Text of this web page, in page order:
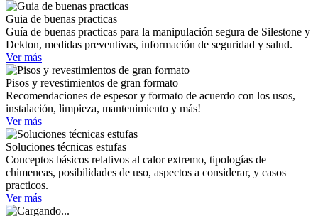
Guia de buenas practicas
Guía de buenas practicas para la manipulación segura de Silestone y
Dekton, medidas preventivas, información de seguridad y salud.
Ver más
Pisos y revestimientos de gran formato
Recomendaciones de espesor y formato de acuerdo con los usos,
instalación, limpieza, mantenimiento y más!
Ver más
Soluciones técnicas estufas
Conceptos básicos relativos al calor extremo, tipologías de
chimeneas, posibilidades de uso, aspectos a considerar, y casos
practicos.
Ver más